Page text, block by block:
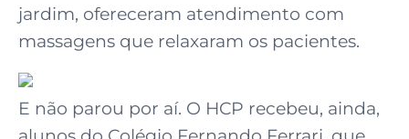
jardim, ofereceram atendimento com
massagens que relaxaram os pacientes.
E não parou por aí. O HCP recebeu, ainda,